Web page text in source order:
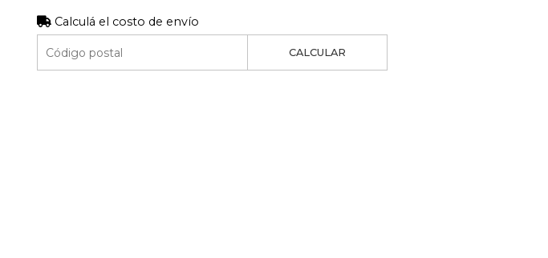
Calculá el costo de envío
CALCULAR